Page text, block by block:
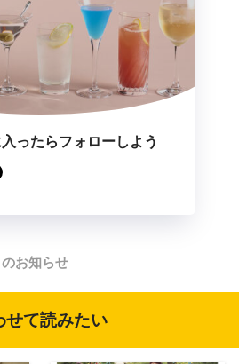
ったらフォローしよう
お知らせ
せて読みたい